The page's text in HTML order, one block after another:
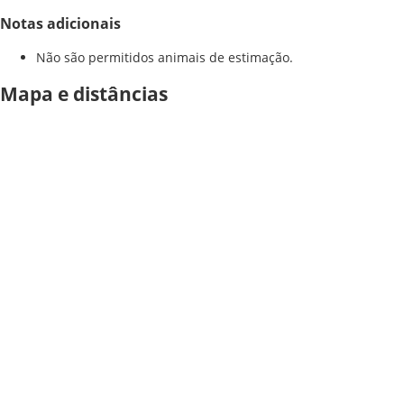
Notas adicionais
Não são permitidos animais de estimação.
Mapa e distâncias